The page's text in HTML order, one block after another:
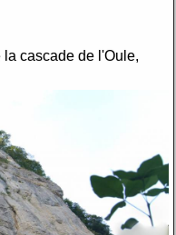
cascade de l'Oule,